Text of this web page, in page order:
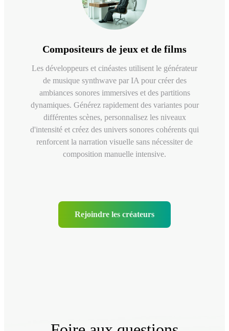
Compositeurs de jeux et de films
Les développeurs et cinéastes utilisent le générateur
de musique synthwave par IA pour créer des
ambiances sonores immersives et des partitions
dynamiques. Générez rapidement des variantes pour
différentes scènes, personnalisez les niveaux
d'intensité et créez des univers sonores cohérents qui
renforcent la narration visuelle sans nécessiter de
composition manuelle intensive.
Rejoindre les créateurs